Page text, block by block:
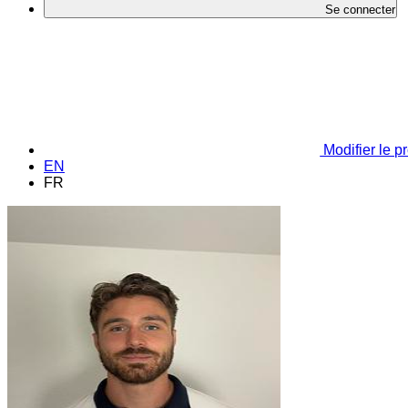
Se connecter
Modifier le
EN
FR